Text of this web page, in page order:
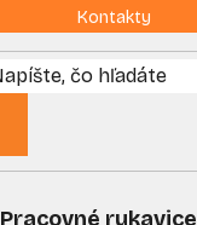
Kontakty
Pracovné rukavice